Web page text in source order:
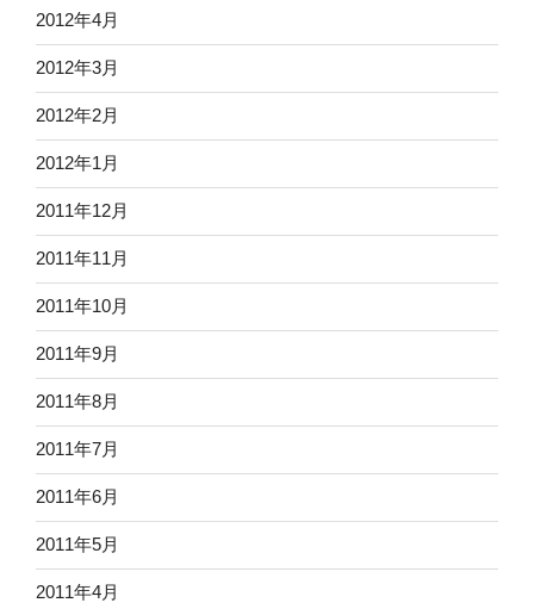
2012年4月
2012年3月
2012年2月
2012年1月
2011年12月
2011年11月
2011年10月
2011年9月
2011年8月
2011年7月
2011年6月
2011年5月
2011年4月